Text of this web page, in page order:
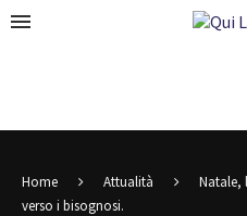
Home Attualità
Natale,
verso i bisognosi.